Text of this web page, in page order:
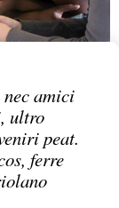
amici
ultro
peat.
ferre